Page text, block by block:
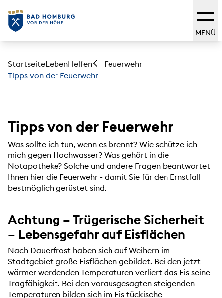
MENÜ
StartseiteLebenHelfen
Feuerwehr
Tipps von der Feuerwehr
Tipps von der Feuerwehr
Was sollte ich tun, wenn es brennt? Wie schütze ich
mich gegen Hochwasser? Was gehört in die
Notapotheke? Solche und andere Fragen beantwortet
Ihnen hier die Feuerwehr - damit Sie für den Ernstfall
bestmöglich gerüstet sind.
Achtung – Trügerische Sicherheit
– Lebensgefahr auf Eisflächen
Nach Dauerfrost haben sich auf Weihern im
Stadtgebiet große Eisflächen gebildet. Bei den jetzt
wärmer werdenden Temperaturen verliert das Eis seine
Tragfähigkeit. Bei den vorausgesagten steigenden
Temperaturen bilden sich im Eis tückische